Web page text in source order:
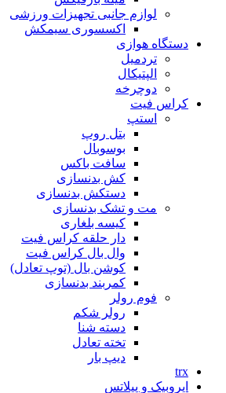
لوازم جانبی تجهیزات ورزشی
اکسسوری سیمکش
دستگاه هوازی
تردمیل
الپتیکال
دوچرخه
کراس فیت
استپ
بتل روپ
بوسوبال
سافت باکس
کش بدنسازی
دستکش بدنسازی
مت و تشک بدنسازی
کیسه بلغاری
دار حلقه کراس فیت
وال بال کراس فیت
کوشن بال (توپ تعادل)
کمربند بدنسازی
فوم رولر
رولر شکم
دسته شنا
تخته تعادل
دیپ بار
trx
ایروبیک و پیلاتس